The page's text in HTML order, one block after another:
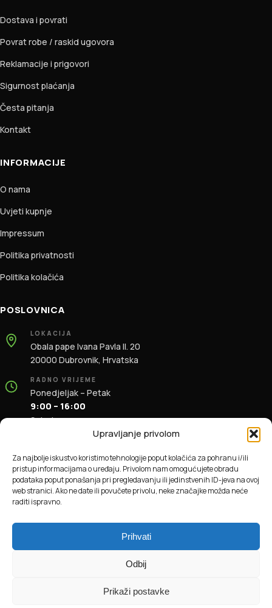
Upravljanje privolom
Za najbolje iskustvo koristimo tehnologije poput kolačića za pohranu i/ili
pristup informacijama o uređaju. Privolom nam omogućujete obradu
podataka poput ponašanja pri pregledavanju ili jedinstvenih ID-jeva na ovoj
web stranici. Ako ne date ili povučete privolu, neke značajke možda neće
raditi ispravno.
Prihvati
Odbij
Prikaži postavke
Dostava i povrati
Povrat robe / raskid ugovora
Reklamacije i prigovori
Sigurnost plaćanja
Česta pitanja
Kontakt
INFORMACIJE
O nama
Uvjeti kupnje
Impressum
Politika privatnosti
Politika kolačića
POSLOVNICA
LOKACIJA
Obala pape Ivana Pavla II. 20
20000 Dubrovnik, Hrvatska
RADNO VRIJEME
Ponedjeljak – Petak
9:00 – 16:00
Subota
+385 91 196 1981
info@dbas.hr
Online plaćanja obrađuje Monri WebPay.